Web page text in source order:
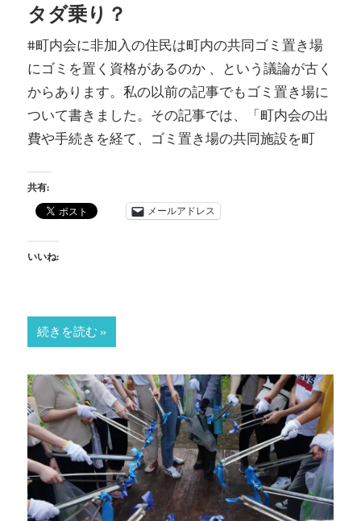
タダ乗り？
#町内会に非加入の住民は町内の共同ゴミ置き場
にゴミを置く資格があるのか 、という議論が古く
からあります。私の以前の記事でもゴミ置き場に
ついて書きました。その記事では、「町内会の出
費や手続きを経て、ゴミ置き場の共同施設を町
共有:
メールアドレス
いいね:
続きを読む